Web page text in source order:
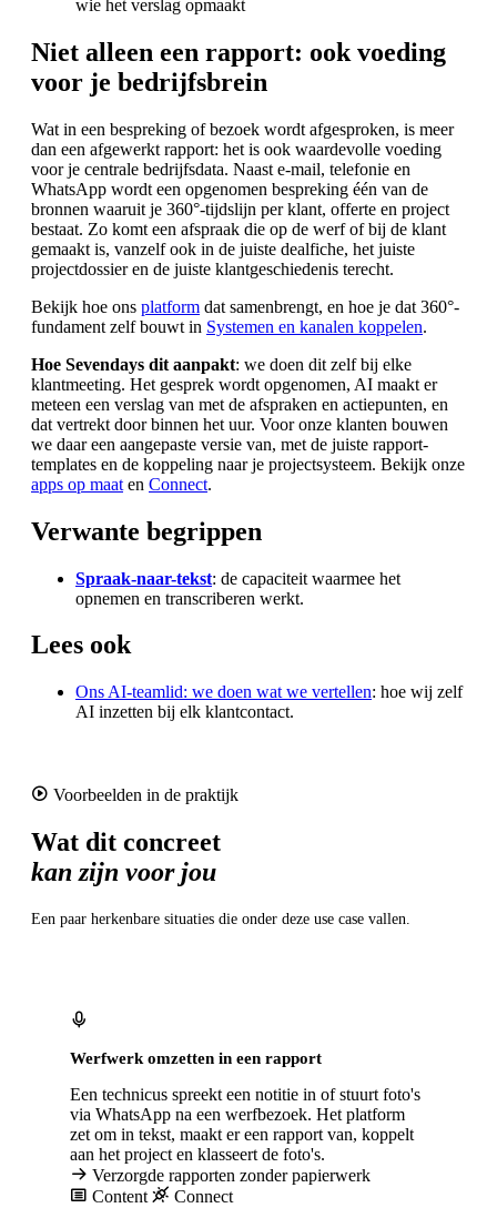
wie het verslag opmaakt
Niet alleen een rapport: ook voeding
voor je bedrijfsbrein
Wat in een bespreking of bezoek wordt afgesproken, is meer
dan een afgewerkt rapport: het is ook waardevolle voeding
voor je centrale bedrijfsdata. Naast e-mail, telefonie en
WhatsApp wordt een opgenomen bespreking één van de
bronnen waaruit je 360°-tijdslijn per klant, offerte en project
bestaat. Zo komt een afspraak die op de werf of bij de klant
gemaakt is, vanzelf ook in de juiste dealfiche, het juiste
projectdossier en de juiste klantgeschiedenis terecht.
Bekijk hoe ons platform dat samenbrengt, en hoe je dat 360°-
fundament zelf bouwt in Systemen en kanalen koppelen.
Hoe Sevendays dit aanpakt: we doen dit zelf bij elke
klantmeeting. Het gesprek wordt opgenomen, AI maakt er
meteen een verslag van met de afspraken en actiepunten, en
dat vertrekt door binnen het uur. Voor onze klanten bouwen
we daar een aangepaste versie van, met de juiste rapport-
templates en de koppeling naar je projectsysteem. Bekijk onze
apps op maat en Connect.
Verwante begrippen
Spraak-naar-tekst: de capaciteit waarmee het
opnemen en transcriberen werkt.
Lees ook
Ons AI-teamlid: we doen wat we vertellen: hoe wij zelf
AI inzetten bij elk klantcontact.
Voorbeelden in de praktijk
Wat dit concreet
kan zijn voor jou
Een paar herkenbare situaties die onder deze use case vallen.
Werfwerk omzetten in een rapport
Een technicus spreekt een notitie in of stuurt foto's
via WhatsApp na een werfbezoek. Het platform
zet om in tekst, maakt er een rapport van, koppelt
aan het project en klasseert de foto's.
Verzorgde rapporten zonder papierwerk
Content
Connect